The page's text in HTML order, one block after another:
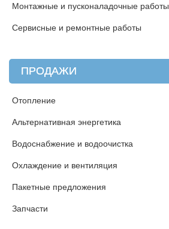
Монтажные и пусконаладочные работы
Сервисные и ремонтные работы
ПРОДАЖИ
Отопление
Альтернативная энергетика
Водоснабжение и водоочистка
Охлаждение и вентиляция
Пакетные предложения
Запчасти